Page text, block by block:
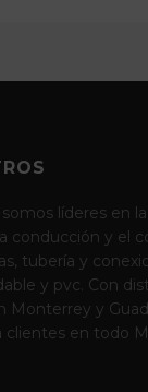
líderes en
conducción y el
tubería y
y pvc. Con
Monterrey y
clientes en todo